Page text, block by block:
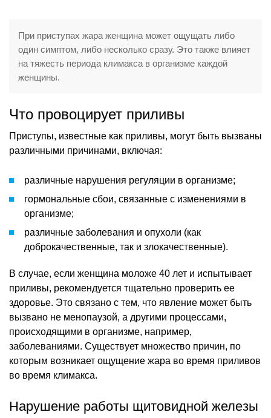
При приступах жара женщина может ощущать либо
один симптом, либо несколько сразу. Это также влияет
на тяжесть периода климакса в организме каждой
женщины.
Что провоцирует приливы
Приступы, известные как приливы, могут быть вызваны
различными причинами, включая:
различные нарушения регуляции в организме;
гормональные сбои, связанные с изменениями в
организме;
различные заболевания и опухоли (как
доброкачественные, так и злокачественные).
В случае, если женщина моложе 40 лет и испытывает
приливы, рекомендуется тщательно проверить ее
здоровье. Это связано с тем, что явление может быть
вызвано не менопаузой, а другими процессами,
происходящими в организме, например,
заболеваниями. Существует множество причин, по
которым возникает ощущение жара во время приливов
во время климакса.
Нарушение работы щитовидной железы